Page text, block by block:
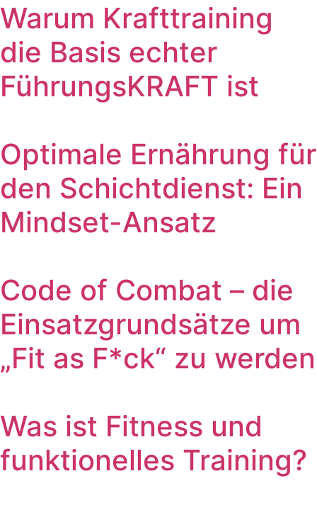
Warum Krafttraining
die Basis echter
FührungsKRAFT ist
Optimale Ernährung für
den Schichtdienst: Ein
Mindset-Ansatz
Code of Combat – die
Einsatzgrundsätze um
„Fit as F*ck“ zu werden
Was ist Fitness und
funktionelles Training?